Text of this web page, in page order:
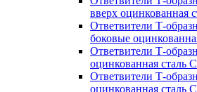
вверх оцинкованная
Ответвители Т-
боковые
Ответвители Т-
оцинкованная сталь
Ответвители Т-
оцинкованная сталь